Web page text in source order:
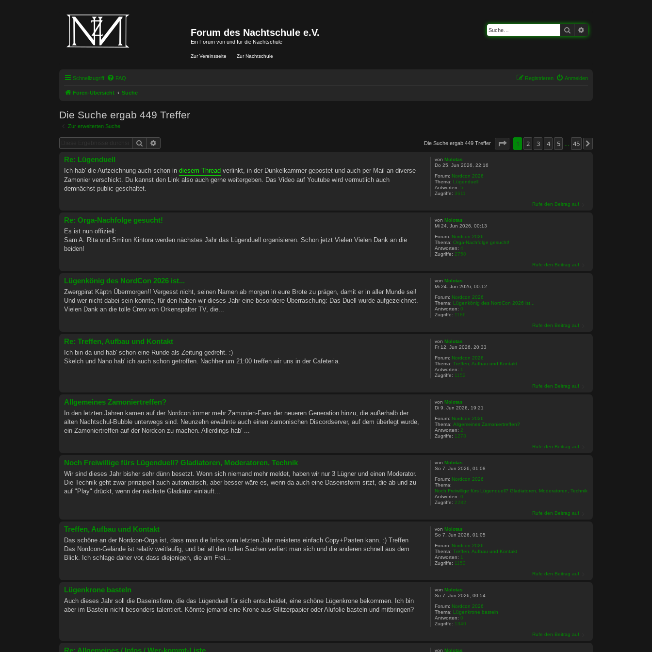
Forum des Nachtschule e.V.
Ein Forum von und für die Nachtschule
Zur Vereinsseite Zur Nachtschule
Suche
Schnellzugriff FAQ Anmelden
Registrieren
Foren-Übersicht Suche
Die Suche ergab 449 Treffer
Zur erweiterten Suche
Suche Die Suche ergab 449 Treffer Seite von45
1 2 3 4 5 45
von Molotas
Do 25. Jun 2026, 22:16
Forum: Nordcon 2026
Thema: Lügenduell
Antworten: 5
Zugriffe: 3611
Re: Lügenduell
Ich hab' die Aufzeichnung auch schon in diesem Thread verlinkt, in der Dunkelkammer gepostet und auch per Mail an diverse
Zamonier verschickt. Du kannst den Link also auch gerne weitergeben. Das Video auf Youtube wird vermutlich auch
demnächst public geschaltet.
Rufe den Beitrag auf
von Molotas
Mi 24. Jun 2026, 00:13
Forum: Nordcon 2026
Thema: Orga-Nachfolge gesucht!
Antworten: 4
Zugriffe: 2750
Re: Orga-Nachfolge gesucht!
Es ist nun offiziell:
Sam A. Rita und Smilon Kintora werden nächstes Jahr das Lügenduell organisieren. Schon jetzt Vielen Vielen Dank an die
beiden!
Rufe den Beitrag auf
von Molotas
Mi 24. Jun 2026, 00:12
Forum: Nordcon 2026
Thema: Lügenkönig des NordCon 2026 ist...
Antworten: 0
Zugriffe: 1186
Lügenkönig des NordCon 2026 ist...
Zwergpirat Käptn Übermorgen!! Vergesst nicht, seinen Namen ab morgen in eure Brote zu prägen, damit er in aller Munde sei!
Und wer nicht dabei sein konnte, für den haben wir dieses Jahr eine besondere Überraschung: Das Duell wurde aufgezeichnet.
Vielen Dank an die tolle Crew von Orkenspalter TV, die...
Rufe den Beitrag auf
von Molotas
Fr 12. Jun 2026, 20:33
Forum: Nordcon 2026
Thema: Treffen, Aufbau und Kontakt
Antworten: 1
Zugriffe: 1152
Re: Treffen, Aufbau und Kontakt
Ich bin da und hab' schon eine Runde als Zeitung gedreht. :)
Skelch und Nano hab' ich auch schon getroffen. Nachher um 21:00 treffen wir uns in der Cafeteria.
Rufe den Beitrag auf
von Molotas
Di 9. Jun 2026, 19:21
Forum: Nordcon 2026
Thema: Allgemeines Zamoniertreffen?
Antworten: 2
Zugriffe: 1278
Allgemeines Zamoniertreffen?
In den letzten Jahren kamen auf der Nordcon immer mehr Zamonien-Fans der neueren Generation hinzu, die außerhalb der
alten Nachtschul-Bubble unterwegs sind. Neunzehn erwähnte auch einen zamonischen Discordserver, auf dem überlegt wurde,
ein Zamoniertreffen auf der Nordcon zu machen. Allerdings hab' ...
Rufe den Beitrag auf
von Molotas
So 7. Jun 2026, 01:08
Forum: Nordcon 2026
Thema:
Noch Freiwillige fürs Lügenduell? Gladiatoren, Moderatoren, Technik
Antworten: 0
Zugriffe: 2282
Noch Freiwillige fürs Lügenduell? Gladiatoren, Moderatoren, Technik
Wir sind dieses Jahr bisher sehr dünn besetzt. Wenn sich niemand mehr meldet, haben wir nur 3 Lügner und einen Moderator.
Die Technik geht zwar prinzipiell auch automatisch, aber besser wäre es, wenn da auch eine Daseinsform sitzt, die ab und zu
auf "Play" drückt, wenn der nächste Gladiator einläuft...
Rufe den Beitrag auf
von Molotas
So 7. Jun 2026, 01:05
Forum: Nordcon 2026
Thema: Treffen, Aufbau und Kontakt
Antworten: 1
Zugriffe: 1152
Treffen, Aufbau und Kontakt
Das schöne an der Nordcon-Orga ist, dass man die Infos vom letzten Jahr meistens einfach Copy+Pasten kann. :) Treffen
Das Nordcon-Gelände ist relativ weitläufig, und bei all den tollen Sachen verliert man sich und die anderen schnell aus dem
Blick. Ich schlage daher vor, dass diejenigen, die am Frei...
Rufe den Beitrag auf
von Molotas
So 7. Jun 2026, 00:54
Forum: Nordcon 2026
Thema: Lügenkrone basteln
Antworten: 0
Zugriffe: 1340
Lügenkrone basteln
Auch dieses Jahr soll die Daseinsform, die das Lügenduell für sich entscheidet, eine schöne Lügenkrone bekommen. Ich bin
aber im Basteln nicht besonders talentiert. Könnte jemand eine Krone aus Glitzerpapier oder Alufolie basteln und mitbringen?
Rufe den Beitrag auf
von Molotas